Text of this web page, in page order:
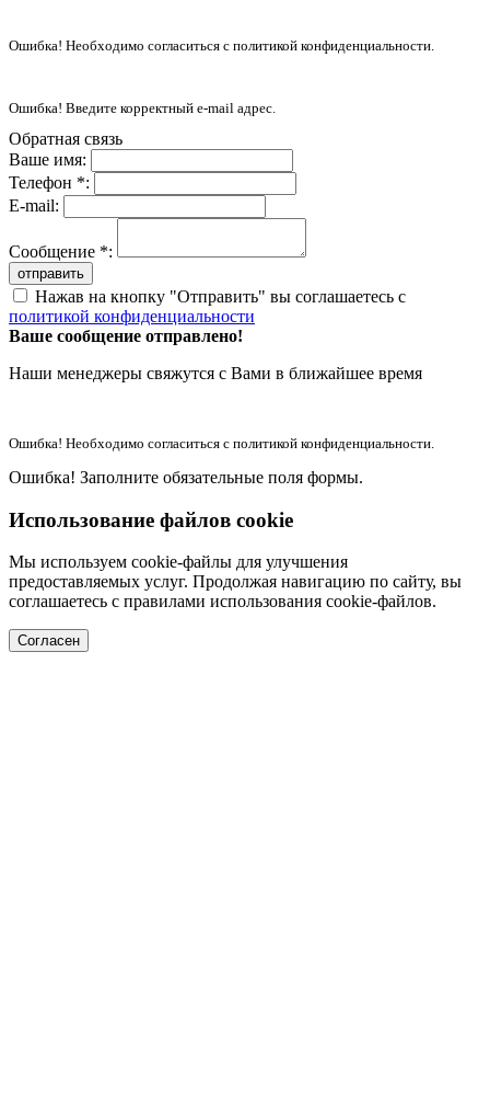
Ошибка! Необходимо согласиться с политикой конфиденциальности.
Ошибка! Введите корректный e-mail адрес.
Обратная связь
Ваше имя:
Телефон *:
E-mail:
Сообщение *:
отправить
Нажав на кнопку "Отправить" вы соглашаетесь с
политикой конфиденциальности
Ваше сообщение отправлено!
Наши менеджеры свяжутся с Вами в ближайшее время
Ошибка! Необходимо согласиться с политикой конфиденциальности.
Ошибка! Заполните обязательные поля формы.
Использование файлов cookie
Мы используем cookie-файлы для улучшения
предоставляемых услуг. Продолжая навигацию по сайту, вы
соглашаетесь с правилами использования cookie-файлов.
Согласен